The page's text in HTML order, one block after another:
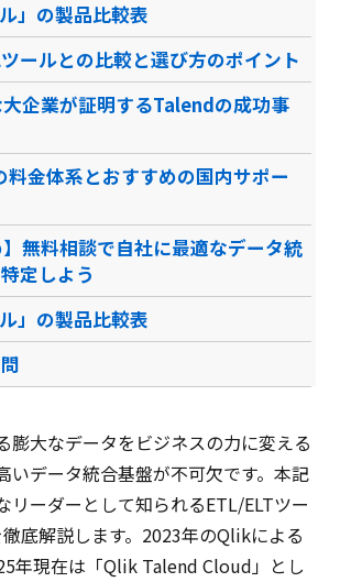
クラウド型ソフト オン
PCブラウザ PCブラウザ
」の製品比較表
ールとの比較と選び方のポイント
企業が証明するTalendの成功事
金体系とおすすめの国内サポー
無料相談で自社に最適なデータ統
定しよう
」の製品比較表
膨大なデータをビジネスの力に変える
いデータ統合基盤が不可欠です。本記
リーダーとして知られるETL/ELTツー
底解説します。2023年のQlikによる
年現在は「Qlik Talend Cloud」とし